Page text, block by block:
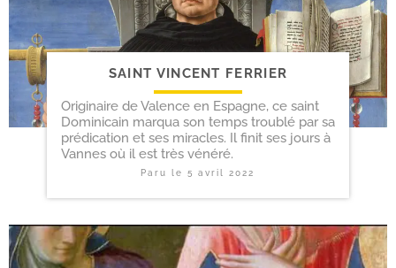
SAINT VINCENT FERRIER
Originaire de Valence en Espagne, ce saint
Dominicain marqua son temps troublé par sa
prédication et ses miracles. Il finit ses jours à
Vannes où il est très vénéré.
Paru le5 avril 2022